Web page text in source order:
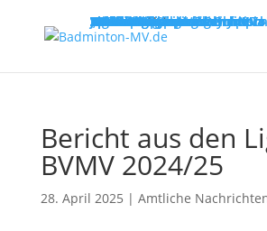
MENUMENU
Willkommen
Verband
Verbandsführung
Ausschreibungen
Vereine
Vereinsservice
Spielbetrieb
Turniere
Landesliga
Landesklasse
Bezirksliga
Lehre & Ausbildung
Ausbildungen
Fortbildungen
Trainerinfos
Schulsport
Shuttle Time
„Mach mit – spiel dich fit!“
Jugend trainiert für Olympia
Spiel- und Sportabzeichen
Badmintonabenteuer mit
Links
DBV - Deutscher
DBV - Gruppe Nord
DOSB - Deutscher
LSB - Landessportbund MV
Bericht aus den
BVMV 2024/25
28. April 2025 | Amtliche